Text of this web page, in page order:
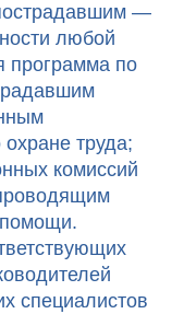
—
любой
программа по
труда;
комиссий
помощи.
специалистов